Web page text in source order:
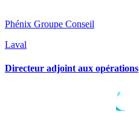
Phénix Groupe Conseil
Laval
Directeur adjoint aux opérations